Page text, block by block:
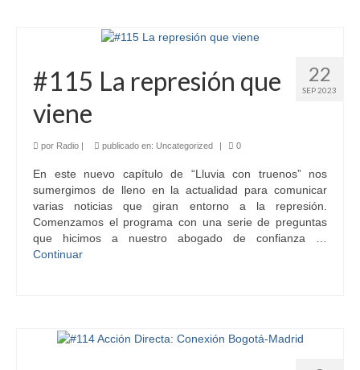
22
SEP 2023
#115 La represión que
viene
por Radio publicado en: Uncategorized 0
En este nuevo capítulo de “Lluvia con truenos” nos
sumergimos de lleno en la actualidad para comunicar
varias noticias que giran entorno a la represión.
Comenzamos el programa con una serie de preguntas
que hicimos a nuestro abogado de confianza …
Continuar